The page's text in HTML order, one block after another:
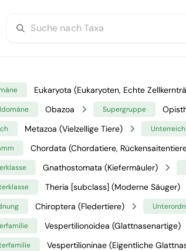
Eukaryota (Eukaryoten, Echte
Obazoa Supergruppe
Metazoa (Vielzellige Tiere) Unterreich
Chordata (Chordatiere,
Gnathostomata (Kiefermäuler)
Theria [subclass] (Moderne Säuger)
Chiroptera (Fledertiere)
Vespertilionoidea (Glattnasenartige)
Vespertilioninae (Eigentliche